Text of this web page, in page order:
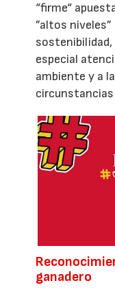
“firme“
”altos
sostenibilidad,
especial
ambiente y a
ganadero